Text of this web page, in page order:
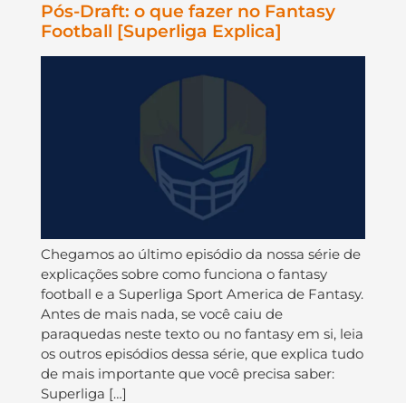
Pós-Draft: o que fazer no Fantasy
Football [Superliga Explica]
Chegamos ao último episódio da nossa série de
explicações sobre como funciona o fantasy
football e a Superliga Sport America de Fantasy.
Antes de mais nada, se você caiu de
paraquedas neste texto ou no fantasy em si, leia
os outros episódios dessa série, que explica tudo
de mais importante que você precisa saber:
Superliga […]